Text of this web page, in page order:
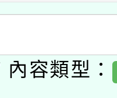
業研習
工智慧
師名單
與教學軟
容類型：